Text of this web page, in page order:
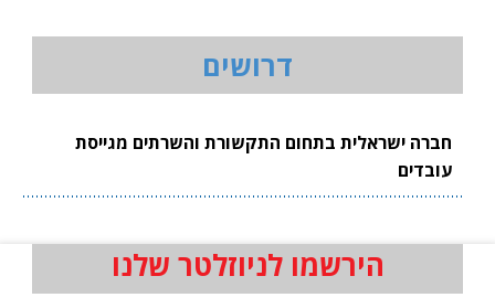
דרושים
חברה ישראלית בתחום התקשורת והשרתים מגייסת
עובדים
הירשמו לניוזלטר שלנו